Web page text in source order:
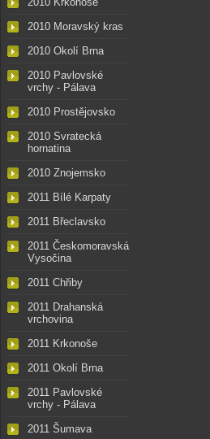
2010 Moravský kras
2010 Okolí Brna
2010 Pavlovské
vrchy - Pálava
2010 Prostějovsko
2010 Svratecká
hornatina
2010 Znojemsko
2011 Bílé Karpaty
2011 Břeclavsko
2011 Českomoravská
Vysočina
2011 Chřiby
2011 Drahanská
vrchovina
2011 Krkonoše
2011 Okolí Brna
2011 Pavlovské
vrchy - Pálava
2011 Šumava